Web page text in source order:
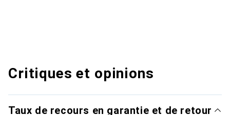
Critiques et opinions
Taux de recours en garantie et de retour